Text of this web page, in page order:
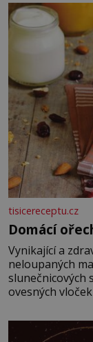
vyšlehejte s
vmíchejte
tisicereceptu.cz
Domácí
Vynikající a zdravá snídaně
neloupaných
slunečnicových
ovesných